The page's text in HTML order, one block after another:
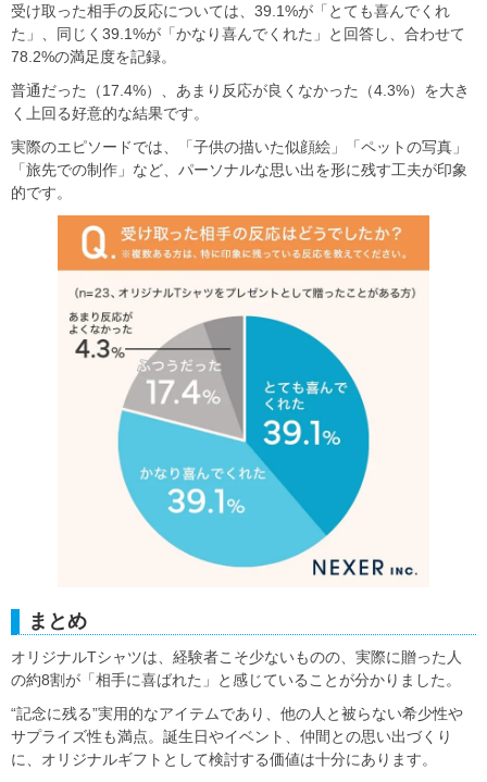
受け取った相手の反応については、39.1%が「とても喜んでくれ
た」、同じく39.1%が「かなり喜んでくれた」と回答し、合わせて
78.2%の満足度を記録。
普通だった（17.4%）、あまり反応が良くなかった（4.3%）を大き
く上回る好意的な結果です。
実際のエピソードでは、「子供の描いた似顔絵」「ペットの写真」
「旅先での制作」など、パーソナルな思い出を形に残す工夫が印象
的です。
まとめ
オリジナルTシャツは、経験者こそ少ないものの、実際に贈った人
の約8割が「相手に喜ばれた」と感じていることが分かりました。
“記念に残る”実用的なアイテムであり、他の人と被らない希少性や
サプライズ性も満点。誕生日やイベント、仲間との思い出づくり
に、オリジナルギフトとして検討する価値は十分にあります。